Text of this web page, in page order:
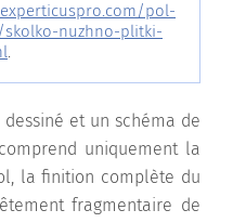
pol-
nuzhno-plitki-
et un schéma de
uniquement la
la finition complète du
fragmentaire de